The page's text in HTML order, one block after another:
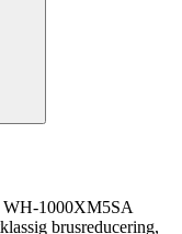
WH-1000XM5SA
brusreducering,